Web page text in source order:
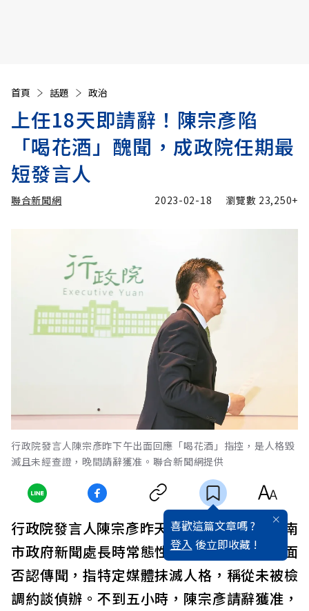
首頁 話題 政治
上任18天即請辭！陳宗彥陷
「喝花酒」醜聞，成政院任期最
短發言人
聯合新聞網 2023-02-18 瀏覽數 23,250+
行政院發言人陳宗彥昨下午出面回應「喝花酒」指控，是人格毀
滅且未經查證，晚間請辭獲准。聯合新聞網提供
喜歡這篇文章嗎 ?
登入 後立即收藏 !
行政院發言人陳宗彥昨天被指11年前擔任台南
市政府新聞處長時常態性喝花酒。陳宗彥出面
否認傳聞，指特定媒體抹滅人格，稱從未被檢
調約談偵辦。不到五小時，陳宗彥請辭獲准，